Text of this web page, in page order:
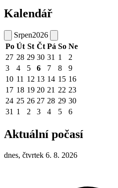
Kalendář
Srpen2026
Po Út St Čt Pá So Ne
27 28 29 30 31 1
2
3
4 5 6 7 8
9
10 11 12 13 14 15 16
17 18 19 20 21 22 23
24 25 26 27 28 29 30
31 1 2 3 4 5 6
Aktuální počasí
dnes, čtvrtek 6. 8. 2026